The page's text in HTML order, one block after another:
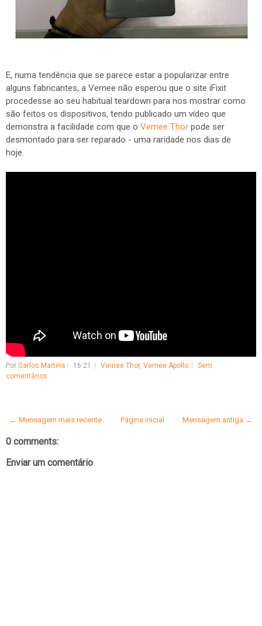
E, numa tendência que se parece estar a popularizar entre
alguns fabricantes, a Vernee não esperou que o site iFixit
procedesse ao seu habitual teardown para nos mostrar como
são feitos os dispositivos, tendo publicado um vídeo que
demonstra a facilidade com que o Vernee Thor pode ser
desmontado para ser reparado - uma raridade nos dias de
hoje.
Por Carlos Martins 16:21 Vernee Thor, Vernee Apollo
Sem
comentários
← Mensagem mais recente Mensagem antiga →
Página inicial
0 comments:
Enviar um comentário